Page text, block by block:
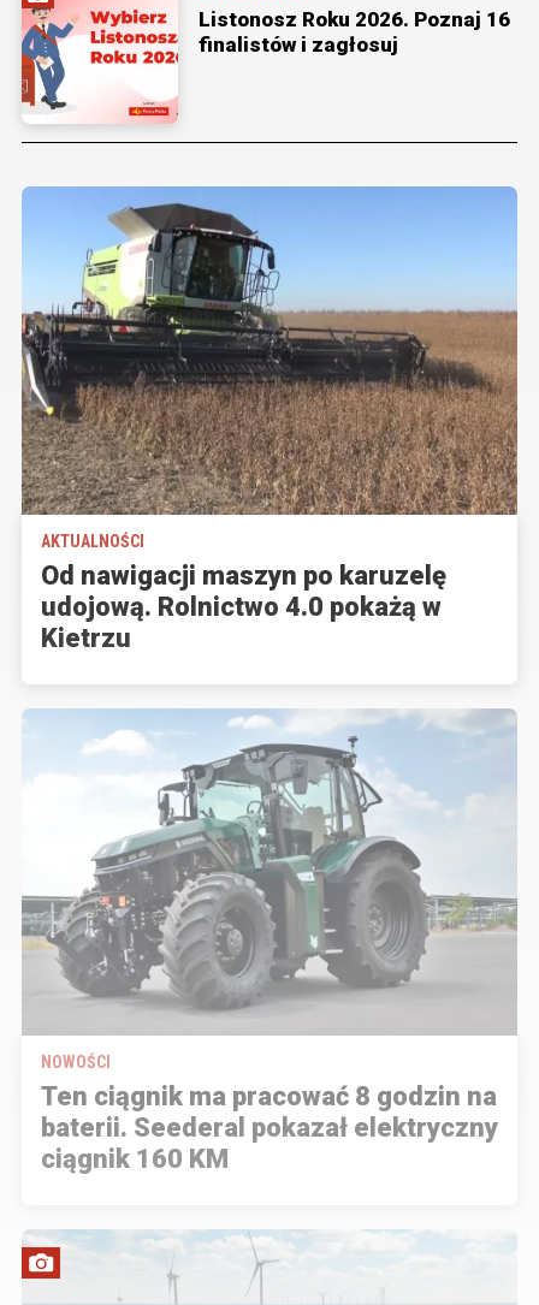
Listonosz Roku 2026. Poznaj 16
finalistów i zagłosuj
AKTUALNOŚCI
Od nawigacji maszyn po karuzelę
udojową. Rolnictwo 4.0 pokażą w
Kietrzu
NOWOŚCI
Ten ciągnik ma pracować 8 godzin na
baterii. Seederal pokazał elektryczny
ciągnik 160 KM